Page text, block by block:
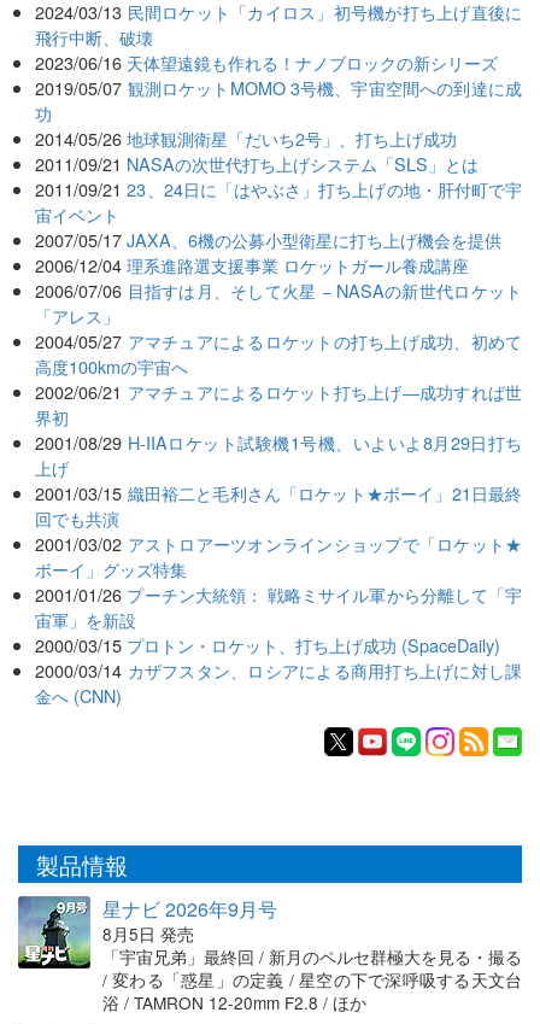
2024/03/13 民間ロケット「カイロス」初号機が打ち上げ直後に
飛行中断、破壊
2023/06/16 天体望遠鏡も作れる！ナノブロックの新シリーズ
2019/05/07 観測ロケットMOMO 3号機、宇宙空間への到達に成
功
2014/05/26 地球観測衛星「だいち2号」、打ち上げ成功
2011/09/21 NASAの次世代打ち上げシステム「SLS」とは
2011/09/21 23、24日に「はやぶさ」打ち上げの地・肝付町で宇
宙イベント
2007/05/17 JAXA、6機の公募小型衛星に打ち上げ機会を提供
2006/12/04 理系進路選支援事業 ロケットガール養成講座
2006/07/06 目指すは月、そして火星 − NASAの新世代ロケット
「アレス」
2004/05/27 アマチュアによるロケットの打ち上げ成功、初めて
高度100kmの宇宙へ
2002/06/21 アマチュアによるロケット打ち上げ―成功すれば世
界初
2001/08/29 H-IIAロケット試験機1号機、いよいよ8月29日打ち
上げ
2001/03/15 織田裕二と毛利さん「ロケット★ボーイ」21日最終
回でも共演
2001/03/02 アストロアーツオンラインショップで「ロケット★
ボーイ」グッズ特集
2001/01/26 プーチン大統領： 戦略ミサイル軍から分離して「宇
宙軍」を新設
2000/03/15 プロトン・ロケット、打ち上げ成功 (SpaceDaily)
2000/03/14 カザフスタン、ロシアによる商用打ち上げに対し課
金へ (CNN)
製品情報
星ナビ 2026年9月号
8月5日 発売
「宇宙兄弟」最終回 / 新月のペルセ群極大を見る・撮る
/ 変わる「惑星」の定義 / 星空の下で深呼吸する天文台
浴 / TAMRON 12-20mm F2.8 / ほか